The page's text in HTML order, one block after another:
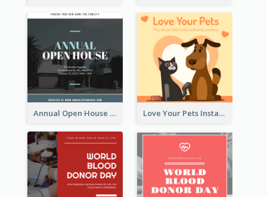
Annual Open House Instagram Post Love Your Pets Instagram Post